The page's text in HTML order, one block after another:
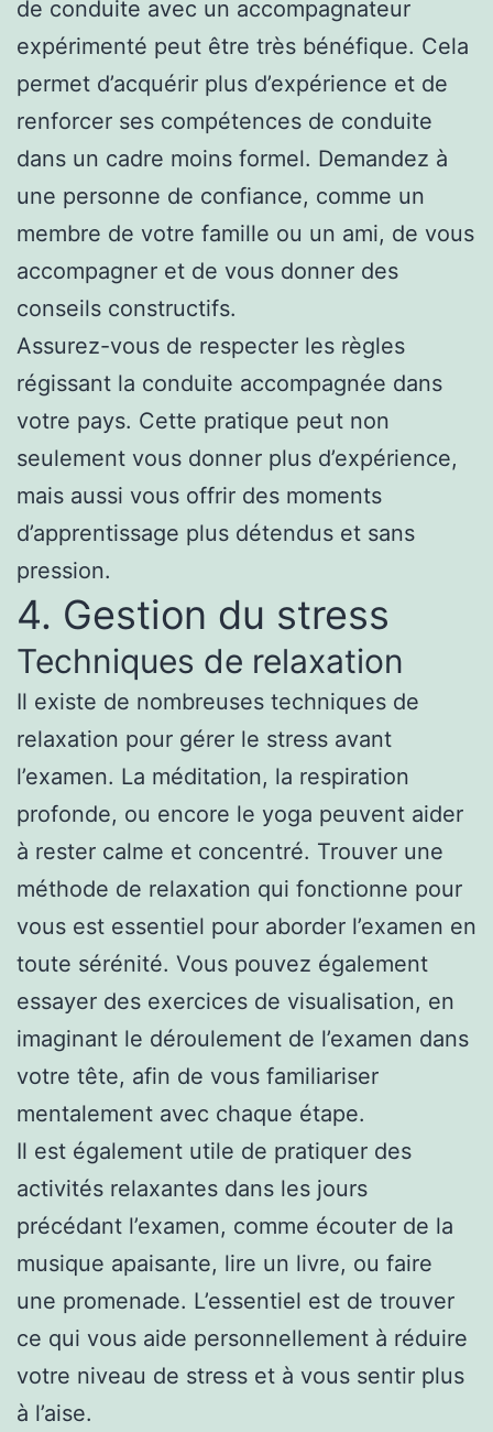
de conduite avec un accompagnateur
expérimenté peut être très bénéfique. Cela
permet d’acquérir plus d’expérience et de
renforcer ses compétences de conduite
dans un cadre moins formel. Demandez à
une personne de confiance, comme un
membre de votre famille ou un ami, de vous
accompagner et de vous donner des
conseils constructifs.
Assurez-vous de respecter les règles
régissant la conduite accompagnée dans
votre pays. Cette pratique peut non
seulement vous donner plus d’expérience,
mais aussi vous offrir des moments
d’apprentissage plus détendus et sans
pression.
4. Gestion du stress
Techniques de relaxation
Il existe de nombreuses techniques de
relaxation pour gérer le stress avant
l’examen. La méditation, la respiration
profonde, ou encore le yoga peuvent aider
à rester calme et concentré. Trouver une
méthode de relaxation qui fonctionne pour
vous est essentiel pour aborder l’examen en
toute sérénité. Vous pouvez également
essayer des exercices de visualisation, en
imaginant le déroulement de l’examen dans
votre tête, afin de vous familiariser
mentalement avec chaque étape.
Il est également utile de pratiquer des
activités relaxantes dans les jours
précédant l’examen, comme écouter de la
musique apaisante, lire un livre, ou faire
une promenade. L’essentiel est de trouver
ce qui vous aide personnellement à réduire
votre niveau de stress et à vous sentir plus
à l’aise.